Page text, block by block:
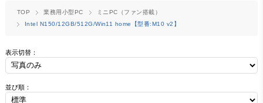
TOP 業務用小型PC
ミニPC（ファン搭載）
Intel N150/12GB/512G/Win11 home【型番:M10 v2】
表示切替：
並び順：